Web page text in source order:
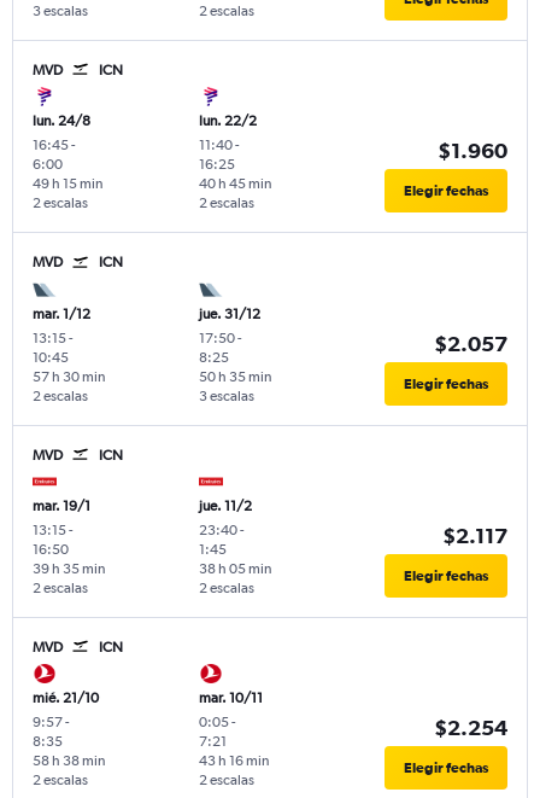
3 escalas
2 escalas
MVD ICN
lun. 24/8
16:45-
6:00
2 escalas
49 h 15 min
lun. 22/2
11:40-
16:25
2 escalas
40 h 45 min
$1.960
Elegir fechas
MVD ICN
mar. 1/12
13:15-
10:45
2 escalas
57 h 30 min
jue. 31/12
17:50-
8:25
3 escalas
50 h 35 min
$2.057
Elegir fechas
MVD ICN
mar. 19/1
13:15-
16:50
2 escalas
39 h 35 min
jue. 11/2
23:40-
1:45
2 escalas
38 h 05 min
$2.117
Elegir fechas
MVD ICN
mié. 21/10
9:57-
8:35
2 escalas
58 h 38 min
mar. 10/11
0:05-
7:21
2 escalas
43 h 16 min
$2.254
Elegir fechas